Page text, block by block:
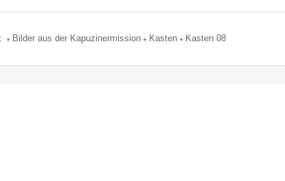
Bilder aus der Kapuzinermission Kasten Kasten 08